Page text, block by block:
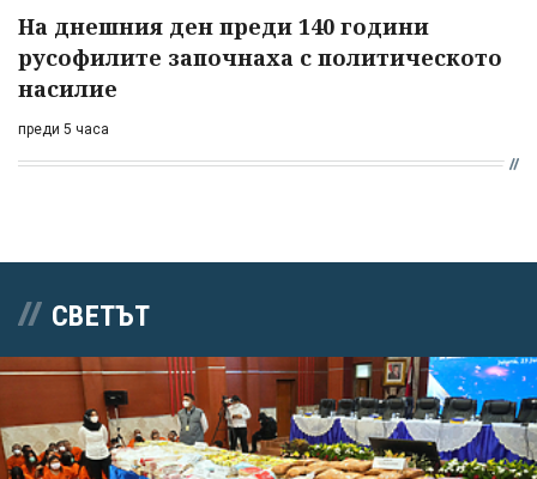
На днешния ден преди 140 години
русофилите започнаха с политическото
насилие
преди 5 часа
СВЕТЪТ